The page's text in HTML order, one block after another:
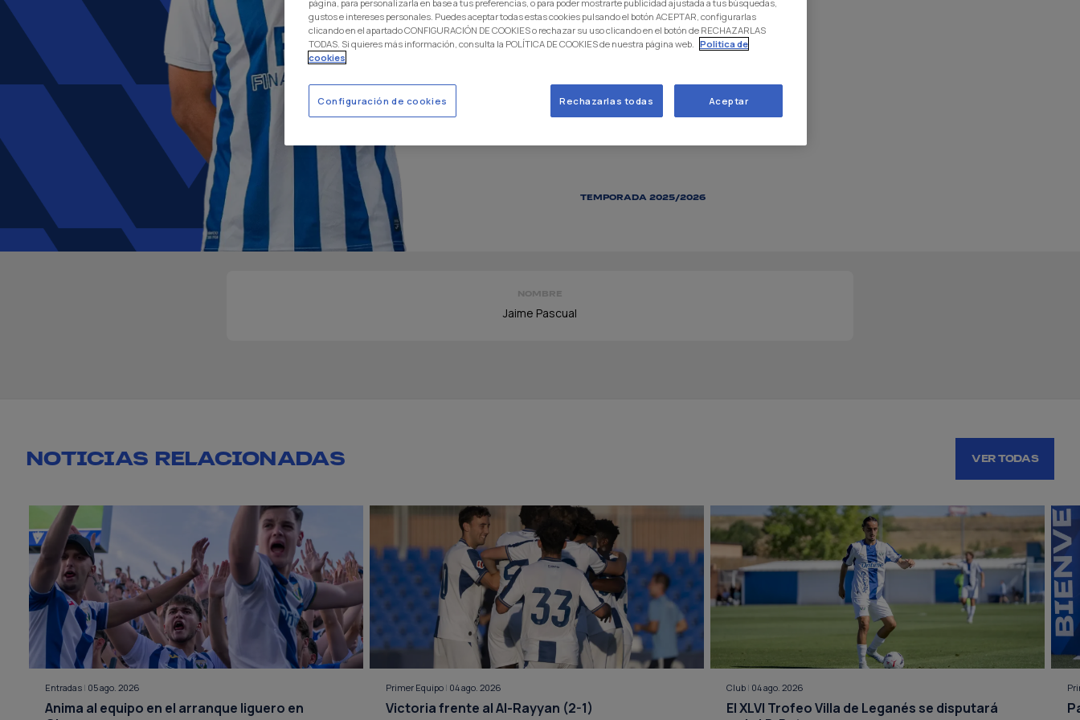
DEFENSA
TEMPORADA 2025/2026
NOMBRE
Jaime Pascual
NOTICIAS RELACIONADAS VER TODAS
Entradas | 05 ago. 2026
Anima al equipo en el arranque liguero en
Primer Equipo | 04 ago. 2026
Victoria frente al Al-Rayyan (2-1)
Club | 04 ago. 2026
El XLVI Trofeo Villa de Leganés se disputará
página, para personalizarla en base a tus preferencias, o para poder mostrarte publicidad ajustada a tus búsquedas,
gustos e intereses personales. Puedes aceptar todas estas cookies pulsando el botón ACEPTAR, configurarlas
clicando en el apartado CONFIGURACIÓN DE COOKIES o rechazar su uso clicando en el botón de RECHAZARLAS
TODAS. Si quieres más información, consulta la POLÍTICA DE COOKIES de nuestra página web. Politica de
cookies
Rechazarlas todas Aceptar
Configuración de cookies